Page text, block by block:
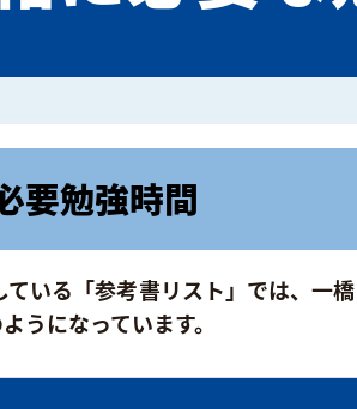
要勉強時間
ている「参考書リスト」では、一
うになっています。